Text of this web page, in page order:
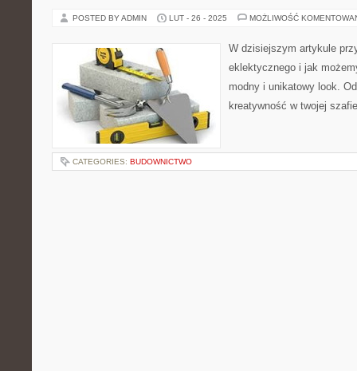
POSTED BY ADMIN LUT - 26 - 2025 MOŻLIWOŚĆ
W dzisiejszym artykule
eklektycznego i jak
modny i unikatowy look.
kreatywność w twojej
CATEGORIES: BUDOWNICTWO